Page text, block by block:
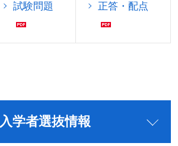
試験問題 正答・配点
入学者選抜情報